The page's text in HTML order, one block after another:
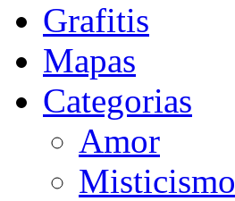
Grafitis
Mapas
Categorias
Amor
Misticismo